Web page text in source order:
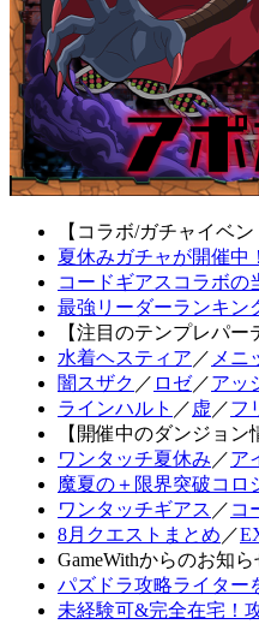
【コラボ/ガチャイベン
夏休みガチャが開催中
コードギアスコラボの
最強リーダーランキン
【注目のテンプレパー
水着ヘスティア ／ メニ
闇スザク ／ ロゼ／アッ
ラインハルト ／ 虚 ／フ
【開催中のダンジョン
ワンタッチ夏休み ／ア
魔夏の＋限界突破コロ
ワンタッチギアス ／ コ
8月クエストまとめ ／
GameWithからのお知ら
パズドラ攻略ライター
未経験可&完全在宅！